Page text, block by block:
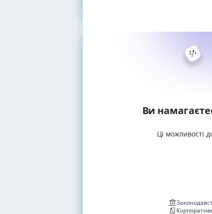
Ви
Ці можливості